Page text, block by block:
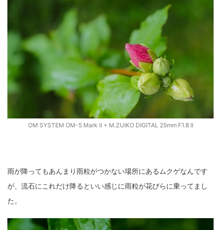
OM SYSTEM OM-5 Mark II + M.ZUIKO DIGITAL 25mm F1.8 II
雨が降ってもあんまり雨粒がつかない場所にあるムクゲなんです
が、流石にこれだけ降るといい感じに雨粒が花びらに乗ってまし
た。